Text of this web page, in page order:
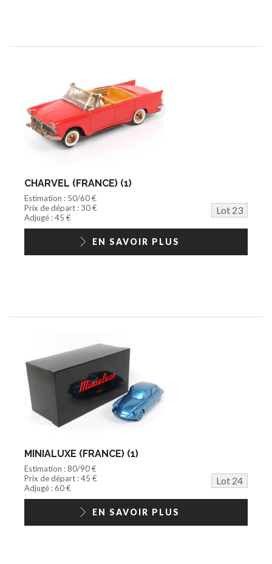
CHARVEL (FRANCE) (1)
Estimation : 50/60 €
Prix de départ : 30 €
Lot 23
Adjugé : 45 €
EN SAVOIR PLUS
MINIALUXE (FRANCE) (1)
Estimation : 80/90 €
Prix de départ : 45 €
Lot 24
Adjugé : 60 €
EN SAVOIR PLUS